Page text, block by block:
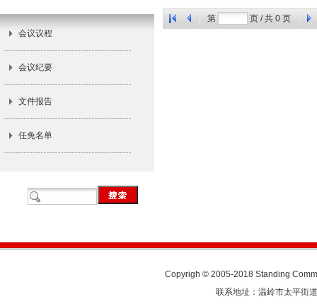
会议议程
会议纪要
文件报告
任免名单
第 页 / 共 0 页
Copyrigh © 2005-2018 Standing
联系地址：温岭市太平